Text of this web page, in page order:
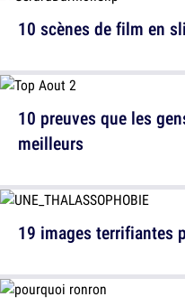
10 preuves que les
meilleurs
10 scènes de film en
19 images terrifiantes